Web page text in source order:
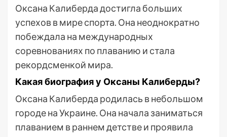
Оксана Калиберда достигла больших
успехов в мире спорта. Она неоднократно
побеждала на международных
соревнованиях по плаванию и стала
рекордсменкой мира.
Какая биография у Оксаны Калиберды?
Оксана Калиберда родилась в небольшом
городе на Украине. Она начала заниматься
плаванием в раннем детстве и проявила